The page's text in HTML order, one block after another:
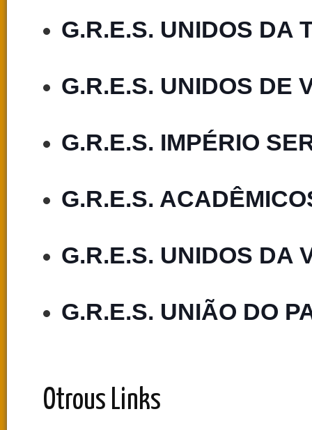
G.R.E.S. UNIDOS DA
G.R.E.S. UNIDOS DE
G.R.E.S. IMPÉRIO
G.R.E.S.
G.R.E.S. UNIDOS DA
G.R.E.S. UNIÃO DO
Otrous Links